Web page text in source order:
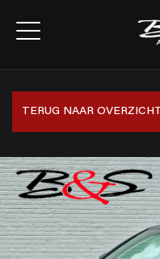
TERUG NAAR OVERZICHT